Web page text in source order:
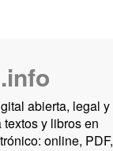
abierta, legal y
y libros en
online, PDF,